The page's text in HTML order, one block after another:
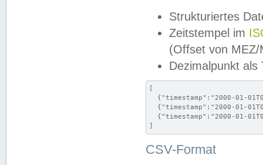
Strukturiertes
Zeitstempel im
(Offset von MEZ/
Dezimalpunkt als
[
{"timestamp":"2000-01-
{"timestamp":"2000-01-
{"timestamp":"2000-01-
]
CSV-Format